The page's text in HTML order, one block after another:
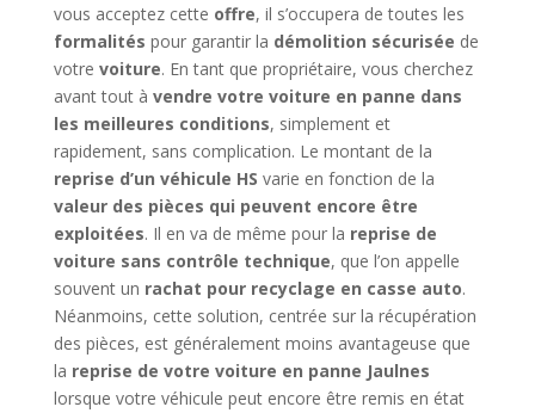
vous acceptez cette offre, il s’occupera de toutes les
formalités pour garantir la démolition sécurisée de
votre voiture. En tant que propriétaire, vous cherchez
avant tout à vendre votre voiture en panne dans
les meilleures conditions, simplement et
rapidement, sans complication. Le montant de la
reprise d’un véhicule HS varie en fonction de la
valeur des pièces qui peuvent encore être
exploitées. Il en va de même pour la reprise de
voiture sans contrôle technique, que l’on appelle
souvent un rachat pour recyclage en casse auto.
Néanmoins, cette solution, centrée sur la récupération
des pièces, est généralement moins avantageuse que
la reprise de votre voiture en panne Jaulnes
lorsque votre véhicule peut encore être remis en état